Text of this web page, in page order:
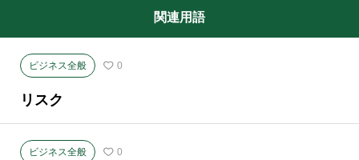
関連用語
ビジネス全般 0
リスク
ビジネス全般 0